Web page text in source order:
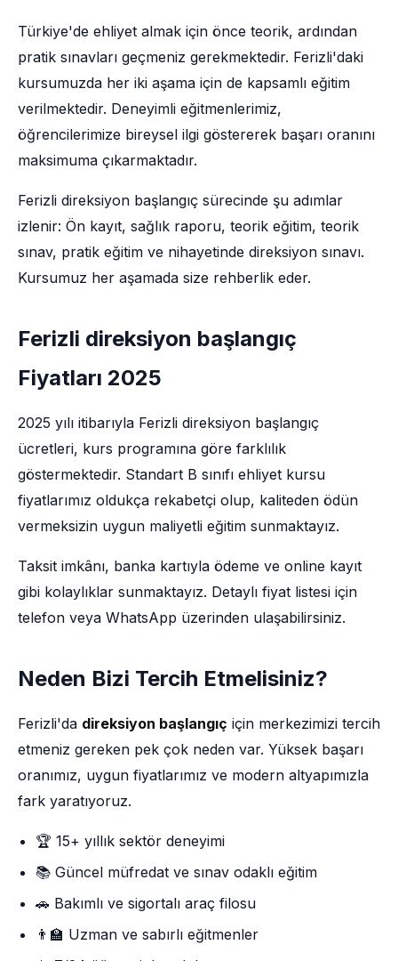
Türkiye'de ehliyet almak için önce teorik, ardından
pratik sınavları geçmeniz gerekmektedir. Ferizli'daki
kursumuzda her iki aşama için de kapsamlı eğitim
verilmektedir. Deneyimli eğitmenlerimiz,
öğrencilerimize bireysel ilgi göstererek başarı oranını
maksimuma çıkarmaktadır.
Ferizli direksiyon başlangıç sürecinde şu adımlar
izlenir: Ön kayıt, sağlık raporu, teorik eğitim, teorik
sınav, pratik eğitim ve nihayetinde direksiyon sınavı.
Kursumuz her aşamada size rehberlik eder.
Ferizli direksiyon başlangıç
Fiyatları 2025
2025 yılı itibarıyla Ferizli direksiyon başlangıç
ücretleri, kurs programına göre farklılık
göstermektedir. Standart B sınıfı ehliyet kursu
fiyatlarımız oldukça rekabetçi olup, kaliteden ödün
vermeksizin uygun maliyetli eğitim sunmaktayız.
Taksit imkânı, banka kartıyla ödeme ve online kayıt
gibi kolaylıklar sunmaktayız. Detaylı fiyat listesi için
telefon veya WhatsApp üzerinden ulaşabilirsiniz.
Neden Bizi Tercih Etmelisiniz?
Ferizli'da direksiyon başlangıç için merkezimizi tercih
etmeniz gereken pek çok neden var. Yüksek başarı
oranımız, uygun fiyatlarımız ve modern altyapımızla
fark yaratıyoruz.
🏆 15+ yıllık sektör deneyimi
📚 Güncel müfredat ve sınav odaklı eğitim
🚗 Bakımlı ve sigortalı araç filosu
👨‍🏫 Uzman ve sabırlı eğitmenler